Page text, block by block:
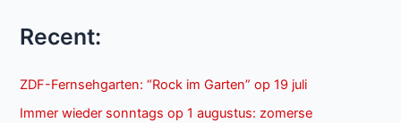
Recent:
ZDF-Fernsehgarten: “Rock im Garten” op 19 juli
Immer wieder sonntags op 1 augustus: zomerse